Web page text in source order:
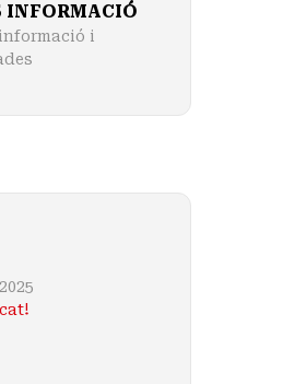
INFORMACIÓ
i